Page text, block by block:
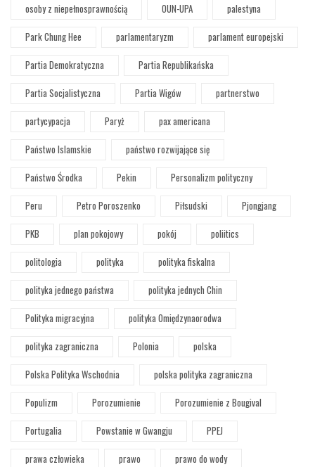
osoby z niepełnosprawnością
OUN-UPA
palestyna
Park Chung Hee
parlamentaryzm
parlament europejski
Partia Demokratyczna
Partia Republikańska
Partia Socjalistyczna
Partia Wigów
partnerstwo
partycypacja
Paryż
pax americana
Państwo Islamskie
państwo rozwijające się
Państwo Środka
Pekin
Personalizm polityczny
Peru
Petro Poroszenko Piłsudski
Pjongjang
PKB
plan pokojowy pokój
poliitics
politologia
polityka
polityka fiskalna
polityka jednego państwa
polityka jednych Chin
Polityka migracyjna
polityka Omiędzynaorodwa
polityka zagraniczna
Polonia
polska
Polska Polityka Wschodnia
polska polityka zagraniczna
Populizm
Porozumienie
Porozumienie z Bougival
Portugalia
Powstanie w Gwangju
PPEJ
prawa człowieka
prawo prawo do wody